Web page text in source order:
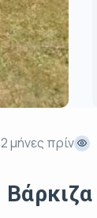
2 μήνες πρίν